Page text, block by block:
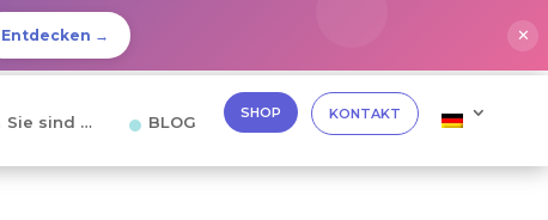
Entdecken → ✕
Sie sind … BLOG SHOP KONTAKT